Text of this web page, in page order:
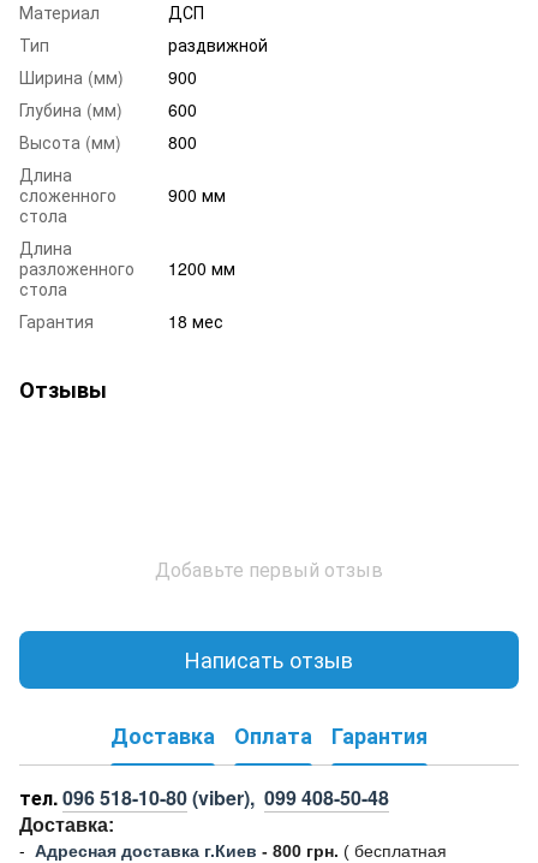
Материал
ДСП
Тип
раздвижной
Ширина (мм)
900
Глубина (мм)
600
Высота (мм)
800
Длина
сложенного
стола
900 мм
Длина
разложенного
стола
1200 мм
Гарантия 18 мес
Отзывы
Добавьте первый отзыв
Написать отзыв
Доставка Оплата Гарантия
тел.096 518-10-80(viber), 099 408-50-48
Доставка:
- Адресная доставка г.Киев - 800 грн. ( бесплатная